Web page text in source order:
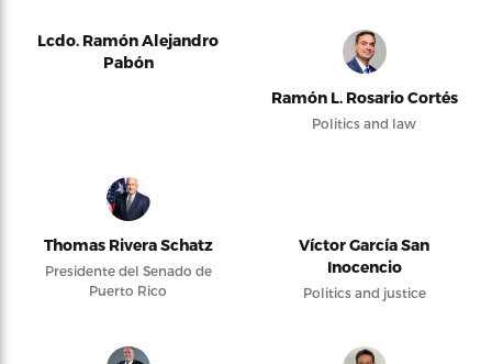
Lcdo. Ramón Alejandro
Pabón
Ramón L. Rosario Cortés
Politics and law
Thomas Rivera Schatz
Presidente del Senado de
Puerto Rico
Víctor García San
Inocencio
Politics and justice